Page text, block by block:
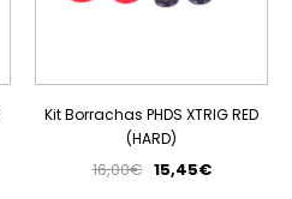
Kit Borrachas PHDS XTRIG RED
(HARD)
16,00€ 15,45€